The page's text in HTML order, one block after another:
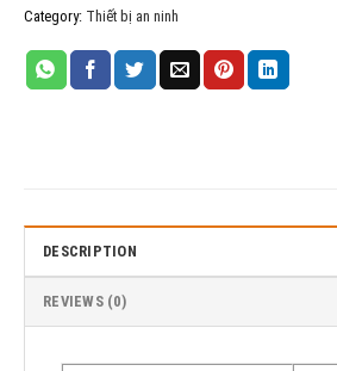
Category: Thiết bị an ninh
DESCRIPTION
REVIEWS (0)